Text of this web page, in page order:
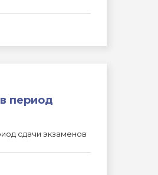
период
сдачи экзаменов